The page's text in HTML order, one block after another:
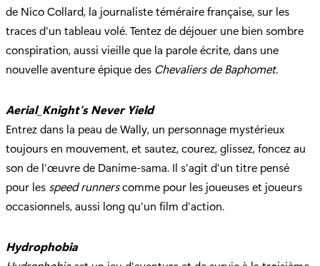
de Nico Collard, la journaliste téméraire française, sur les
traces d'un tableau volé. Tentez de déjouer une bien sombre
conspiration, aussi vieille que la parole écrite, dans une
nouvelle aventure épique des Chevaliers de Baphomet.
Aerial_Knight’s Never Yield
Entrez dans la peau de Wally, un personnage mystérieux
toujours en mouvement, et sautez, courez, glissez, foncez au
son de l’œuvre de Danime-sama. Il s'agit d'un titre pensé
pour les speed runnerscomme pour les joueuses et joueurs
occasionnels, aussi long qu'un film d'action.
Hydrophobia